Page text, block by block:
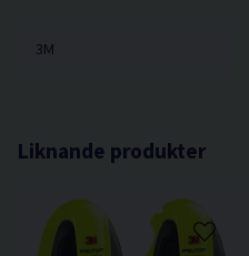
3M
Liknande produkter